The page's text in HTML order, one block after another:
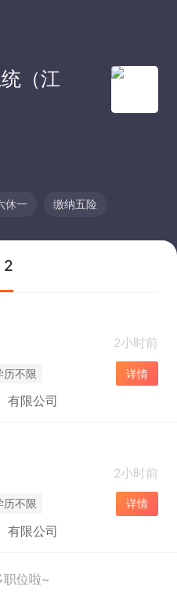
（江
休一 缴纳五险
2
2小时前
历不限 详情
有限公司
2小时前
历不限 详情
有限公司
职位啦~